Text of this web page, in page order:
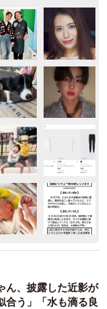
ん、披露した近影が
う」「水も滴る良